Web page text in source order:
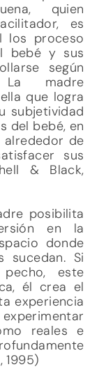
quien
es
los proceso
bebé y sus
según
madre
que logra
subjetividad
del bebé, en
alrededor de
sus
& Black,
posibilita
en la
donde
sucedan. Si
este
él crea el
experiencia
reales e
1995)